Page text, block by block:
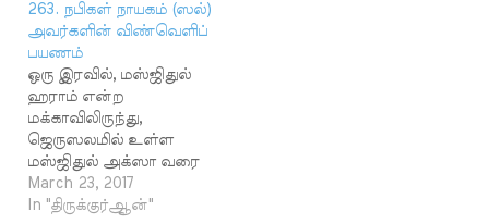
அல்லாஹ்வின்
ஏராளமான
அத்தாட்சிகளை அவர்கள்
பார்த்து விட்டு திரும்பி
வந்ததாகவும்
ஆதாரப்பூர்வமான
ஹதீஸ்கள் உள்ளன.
இந்தப் பயணம் மிஃராஜ்
என்று சொல்லப்படுகிறது.
தவறான
263. நபிகள் நாயகம் (ஸல்)
அவர்களின் விண்வெளிப்
பயணம்
ஒரு இரவில், மஸ்ஜிதுல்
ஹராம் என்ற
மக்காவிலிருந்து,
ஜெருஸலமில் உள்ள
மஸ்ஜிதுல் அக்ஸா வரை
நபிகள் நாயகம் (ஸல்)
அவர்களை அழைத்துச்
March 23, 2017
In "திருக்குர்ஆன்"